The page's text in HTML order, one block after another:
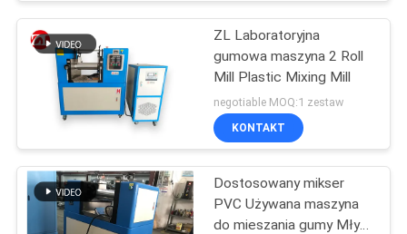
PRIVACY
POLICY
Maszyna do
badania
wytrzymałości na
rozciąganie
33
ZL Laboratoryjna
gumowa maszyna 2 Roll
Mill Plastic Mixing Mill
negotiable MOQ:1 zestaw
KONTAKT
Dostosowany mikser
PVC Używana maszyna
do mieszania gumy Młyn